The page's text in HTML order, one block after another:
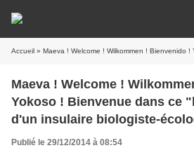
Accueil » Maeva ! Welcome ! Wilkommen ! Bienvenido ! Yokoso ! Bienvenue dans ce "blog
Maeva ! Welcome !
Yokoso ! Bienvenue dans ce
d'un insulaire biologiste-
Pacifique
Publié le 29/12/2014 à 08:54